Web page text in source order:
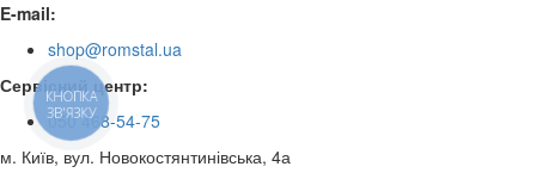
E-mail:
shop@romstal.ua
Сервісний центр:
050 468-54-75
м. Київ, вул. Новокостянтинівська, 4а
КНОПКА
ЗВ'ЯЗКУ